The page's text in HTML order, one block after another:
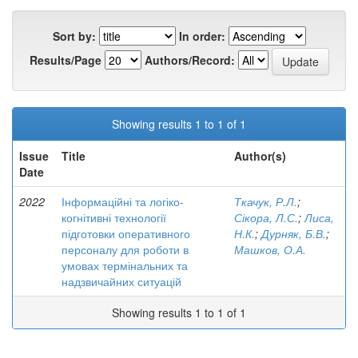
Sort by:
In order:
Results/Page
Authors/Record:
Showing results 1 to 1 of 1
Issue
Date
Title Author(s)
2022
Інформаційні та логіко-
когнітивні технології
підготовки оперативного
персоналу для роботи в
умовах термінальних та
надзвичайних ситуацій
Ткачук, Р.Л.;
Сікора, Л.С.;Лиса,
Н.К.;Дурняк, Б.В.;
Машков, О.А.
Showing results 1 to 1 of 1